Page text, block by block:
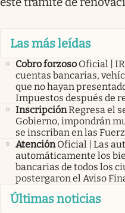
Las más leídas
Cobro forzoso Oficial |
cuentas bancarias,
que no hayan
Impuestos después de
InscripciónRegresa el
Gobierno, impondrán
se inscriban en las
Atención Oficial | Las
automáticamente los
bancarias de todos los
postergaron el Aviso
Últimas noticias